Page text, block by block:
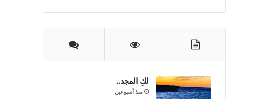
لكِ المجد..
منذ أسبوعين